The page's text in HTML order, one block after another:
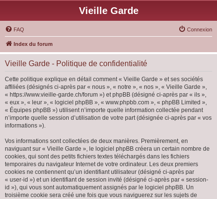
Vieille Garde
FAQ Connexion
Index du forum
Vieille Garde - Politique de confidentialité
Cette politique explique en détail comment « Vieille Garde » et ses sociétés
affiliées (désignés ci-après par « nous », « notre », « nos », « Vieille Garde »,
« https://www.vieille-garde.ch/forum ») et phpBB (désigné ci-après par « ils »,
« eux », « leur », « logiciel phpBB », « www.phpbb.com », « phpBB Limited »,
« Équipes phpBB ») utilisent n’importe quelle information collectée pendant
n’importe quelle session d’utilisation de votre part (désignée ci-après par « vos
informations »).
Vos informations sont collectées de deux manières. Premièrement, en
naviguant sur « Vieille Garde », le logiciel phpBB créera un certain nombre de
cookies, qui sont des petits fichiers textes téléchargés dans les fichiers
temporaires du navigateur Internet de votre ordinateur. Les deux premiers
cookies ne contiennent qu’un identifiant utilisateur (désigné ci-après par
« user-id ») et un identifiant de session invité (désigné ci-après par « session-
id »), qui vous sont automatiquement assignés par le logiciel phpBB. Un
troisième cookie sera créé une fois que vous naviguerez sur les sujets de